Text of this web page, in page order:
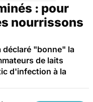
: pour
nourrissons
déclaré "bonne" la
de laits
d'infection à la